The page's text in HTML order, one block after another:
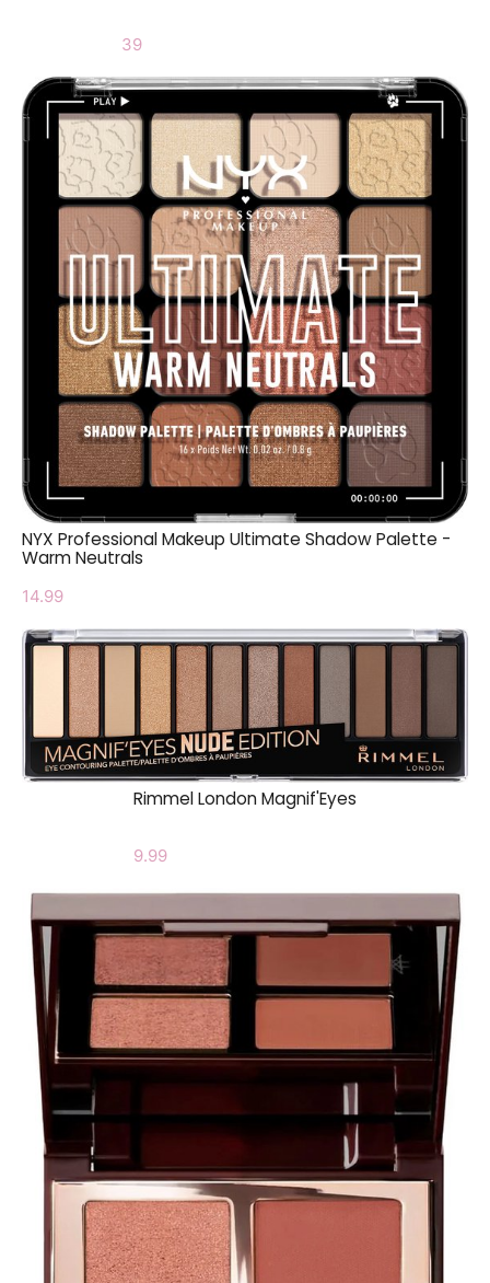
39
NYX Professional Makeup Ultimate Shadow Palette -
Warm Neutrals
14.99
Rimmel London Magnif'Eyes
9.99